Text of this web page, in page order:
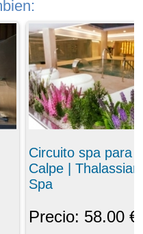
Circuito spa para
Calpe |
Spa
Precio: 58.00 €